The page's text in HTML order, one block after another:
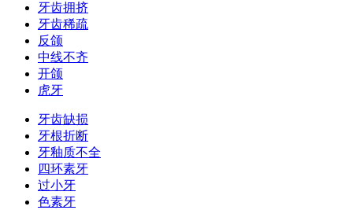
牙齿拥挤
牙齿稀疏
反颌
中线不齐
开颌
虎牙
牙齿缺损
牙根折断
牙釉质不全
四环素牙
过小牙
色素牙